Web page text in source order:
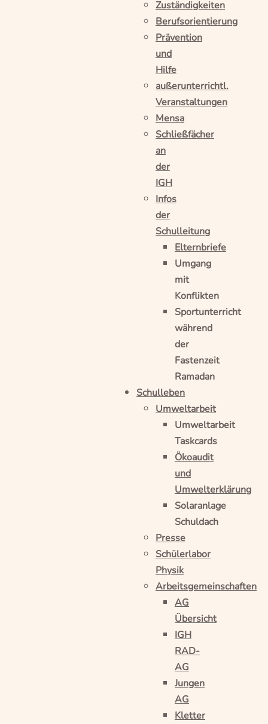
Zuständigkeiten
Berufsorientierung
Prävention
und
Hilfe
außerunterrichtl.
Veranstaltungen
Mensa
Schließfächer
an
der
IGH
Infos
der
Schulleitung
Elternbriefe
Umgang
mit
Konflikten
Sportunterricht
während
der
Fastenzeit
Ramadan
Schulleben
Umweltarbeit
Umweltarbeit
Taskcards
Ökoaudit
und
Umwelterklärung
Solaranlage
Schuldach
Presse
Schülerlabor
Physik
Arbeitsgemeinschaften
AG
Übersicht
IGH
RAD-
AG
Jungen
AG
Kletter